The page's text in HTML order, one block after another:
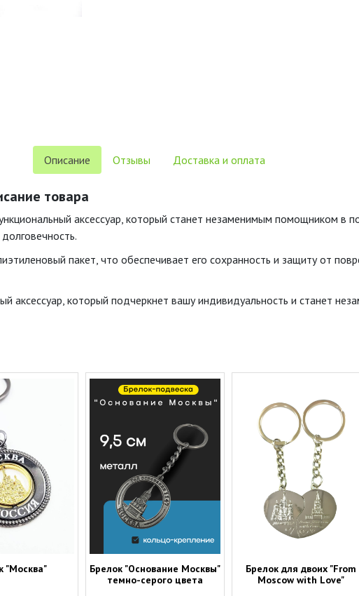
Описание Отзывы Доставка и оплата
товара
аксессуар, который станет незаменимым помощником в
пакет, что обеспечивает его сохранность и защиту от
аксессуар, который подчеркнет вашу индивидуальность и станет
"Москва"
Брелок "Основание Москвы"
темно-серого цвета
Брелок для двоих "From
Moscow with Love"